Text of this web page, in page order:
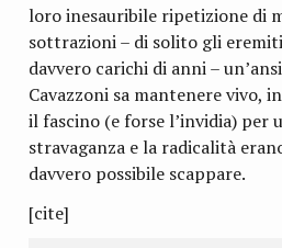
loro inesauribile ripetizione di
sottrazioni – di solito gli
davvero carichi di anni –
Cavazzoni sa mantenere vivo,
il fascino (e forse l’invidia) per
stravaganza e la radicalità
davvero possibile scappare.
[cite]